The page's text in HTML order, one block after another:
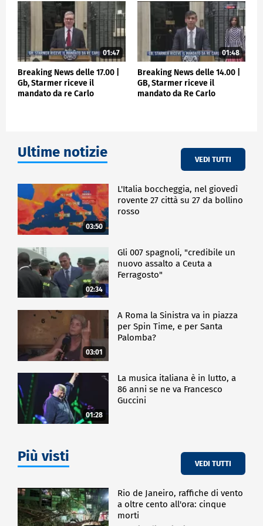
01:47
Breaking News delle 17.00 |
Gb, Starmer riceve il
mandato da re Carlo
01:48
Breaking News delle 14.00 |
GB, Starmer riceve il
mandato da Re Carlo
Ultime notizie VEDI TUTTI
03:50
L'Italia boccheggia, nel giovedì
rovente 27 città su 27 da bollino
rosso
02:34
Gli 007 spagnoli, "credibile un
nuovo assalto a Ceuta a
Ferragosto"
03:01
A Roma la Sinistra va in piazza
per Spin Time, e per Santa
Palomba?
01:28
La musica italiana è in lutto, a
86 anni se ne va Francesco
Guccini
Più visti VEDI TUTTI
Rio de Janeiro, raffiche di vento
a oltre cento all'ora: cinque
morti